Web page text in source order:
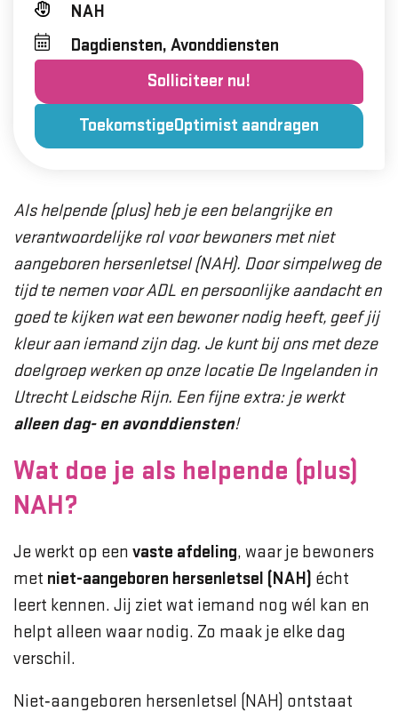
NAH
Dagdiensten, Avonddiensten
Solliciteer nu!
ToekomstigeOptimist aandragen
Als helpende (plus) heb je een belangrijke en
verantwoordelijke rol voor bewoners met niet
aangeboren hersenletsel (NAH). Door simpelweg de
tijd te nemen voor ADL en persoonlijke aandacht en
goed te kijken wat een bewoner nodig heeft, geef jij
kleur aan iemand zijn dag. Je kunt bij ons met deze
doelgroep werken op onze locatie De Ingelanden in
Utrecht Leidsche Rijn. Een fijne extra: je werkt
alleen dag- en avonddiensten!
Wat doe je als helpende (plus)
NAH?
Je werkt op een vaste afdeling, waar je bewoners
met niet-aangeboren hersenletsel (NAH) écht
leert kennen. Jij ziet wat iemand nog wél kan en
helpt alleen waar nodig. Zo maak je elke dag
verschil.
Niet‑aangeboren hersenletsel (NAH) ontstaat